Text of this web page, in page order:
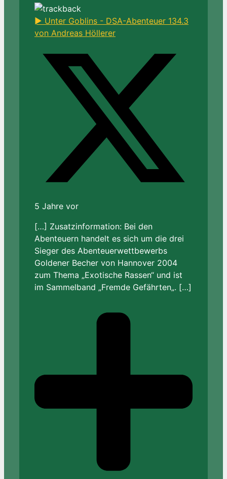
► Unter Goblins - DSA-Abenteuer 134.3
von Andreas Höllerer
5 Jahre vor
[…] Zusatzinformation: Bei den
Abenteuern handelt es sich um die drei
Sieger des Abenteuerwettbewerbs
Goldener Becher von Hannover 2004
zum Thema „Exotische Rassen“ und ist
im Sammelband „Fremde Gefährten„. […]